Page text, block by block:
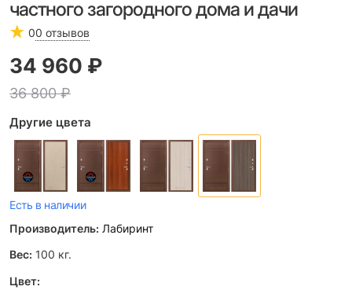
частного загородного дома и дачи
00 отзывов
36 800 ₽
34 960 ₽
Другие цвета
Есть в наличии
Производитель: Лабиринт
Вес: 100 кг.
Цвет: